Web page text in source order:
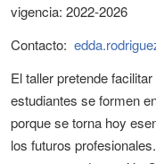
vigencia: 2022-2026
Contacto:
El taller pretende
estudiantes se formen
porque se torna hoy
los futuros